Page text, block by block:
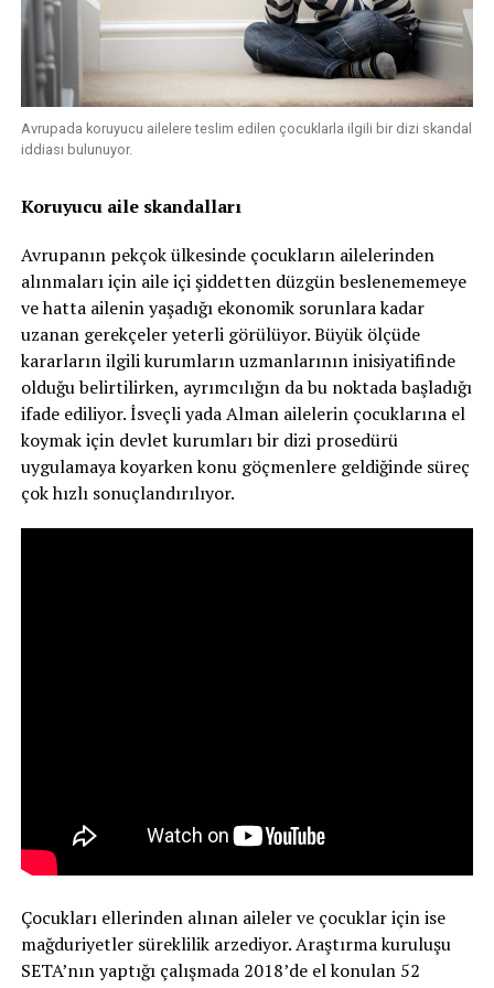
Avrupada koruyucu ailelere teslim edilen çocuklarla ilgili bir dizi skandal
iddiası bulunuyor.
Koruyucu aile skandalları
Avrupanın pekçok ülkesinde çocukların ailelerinden
alınmaları için aile içi şiddetten düzgün beslenememeye
ve hatta ailenin yaşadığı ekonomik sorunlara kadar
uzanan gerekçeler yeterli görülüyor. Büyük ölçüde
kararların ilgili kurumların uzmanlarının inisiyatifinde
olduğu belirtilirken, ayrımcılığın da bu noktada başladığı
ifade ediliyor. İsveçli yada Alman ailelerin çocuklarına el
koymak için devlet kurumları bir dizi prosedürü
uygulamaya koyarken konu göçmenlere geldiğinde süreç
çok hızlı sonuçlandırılıyor.
Çocukları ellerinden alınan aileler ve çocuklar için ise
mağduriyetler süreklilik arzediyor. Araştırma kuruluşu
SETA’nın yaptığı çalışmada 2018’de el konulan 52